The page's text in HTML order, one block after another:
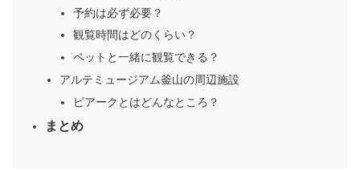
予約は必ず必要？
観覧時間はどのくらい？
ペットと一緒に観覧できる？
アルテミュージアム釜山の周辺施設
ピアークとはどんなところ？
まとめ